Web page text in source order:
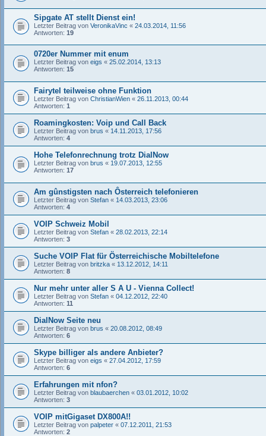
Sipgate AT stellt Dienst ein!
Letzter Beitrag von VeronikaVinc « 24.03.2014, 11:56
Antworten: 19
0720er Nummer mit enum
Letzter Beitrag von eigs « 25.02.2014, 13:13
Antworten: 15
Fairytel teilweise ohne Funktion
Letzter Beitrag von ChristianWien « 26.11.2013, 00:44
Antworten: 1
Roamingkosten: Voip und Call Back
Letzter Beitrag von brus « 14.11.2013, 17:56
Antworten: 4
Hohe Telefonrechnung trotz DialNow
Letzter Beitrag von brus « 19.07.2013, 12:55
Antworten: 17
Am gûnstigsten nach Ôsterreich telefonieren
Letzter Beitrag von Stefan « 14.03.2013, 23:06
Antworten: 4
VOIP Schweiz Mobil
Letzter Beitrag von Stefan « 28.02.2013, 22:14
Antworten: 3
Suche VOIP Flat für Österreichische Mobiltelefone
Letzter Beitrag von britzka « 13.12.2012, 14:11
Antworten: 8
Nur mehr unter aller S A U - Vienna Collect!
Letzter Beitrag von Stefan « 04.12.2012, 22:40
Antworten: 11
DialNow Seite neu
Letzter Beitrag von brus « 20.08.2012, 08:49
Antworten: 6
Skype billiger als andere Anbieter?
Letzter Beitrag von eigs « 27.04.2012, 17:59
Antworten: 6
Erfahrungen mit nfon?
Letzter Beitrag von blaubaerchen « 03.01.2012, 10:02
Antworten: 3
VOIP mitGigaset DX800A!!
Letzter Beitrag von palpeter « 07.12.2011, 21:53
Antworten: 2